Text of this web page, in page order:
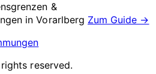
&
inVorarlberg Zum Guide →
reserved.